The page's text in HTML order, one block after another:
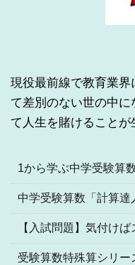
現役最前線で教育業
て差別のない世の中
て人生を賭けることが
1から学ぶ中学受験算
中学受験算数「計算達
【入試問題】気付け
受験算数特殊算シリー